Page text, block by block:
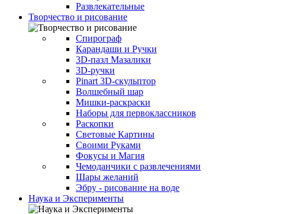
Развлекательные
Творчество и рисование
Спирограф
Карандаши и Ручки
3D-пазл Мазалики
3D-ручки
Pinart 3D-скульптор
Волшебный шар
Мишки-раскраски
Наборы для первоклассников
Раскопки
Световые Картины
Своими Руками
Фокусы и Магия
Чемоданчики с развлечениями
Шары желаний
Эбру - рисование на воде
Наука и Эксперименты